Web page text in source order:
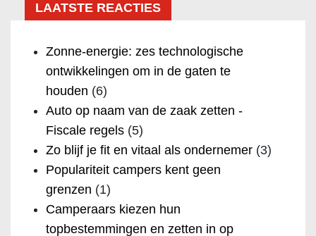
LAATSTE REACTIES
Zonne-energie: zes technologische
ontwikkelingen om in de gaten te
houden (6)
Auto op naam van de zaak zetten -
Fiscale regels (5)
Zo blijf je fit en vitaal als ondernemer (3)
Populariteit campers kent geen
grenzen (1)
Camperaars kiezen hun
topbestemmingen en zetten in op